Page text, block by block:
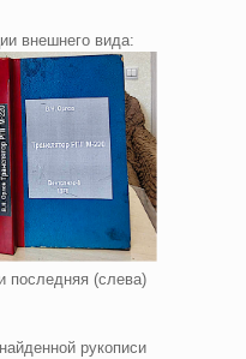
внешнего вида:
последняя (слева)
рукописи